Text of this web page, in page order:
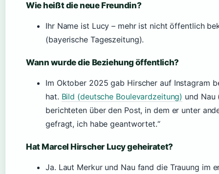
Wie heißt die neue Freundin?
Ihr Name ist Lucy – mehr ist nicht öffentlich
(bayerische Tageszeitung).
Wann wurde die Beziehung öffentlich?
Im Oktober 2025 gab Hirscher auf Instagram
hat. Bild (deutsche Boulevardzeitung) und Nau
berichteten über den Post, in dem er unter
gefragt, ich habe geantwortet.“
Hat Marcel Hirscher Lucy geheiratet?
Ja. Laut Merkur und Nau fand die Trauung im